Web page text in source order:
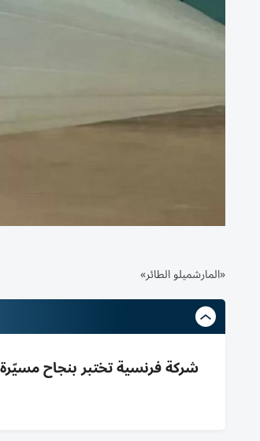
«المارشميلو الطائر»